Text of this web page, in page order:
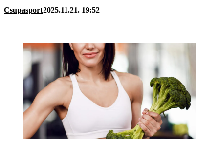
Csupasport2025.11.21. 19:52